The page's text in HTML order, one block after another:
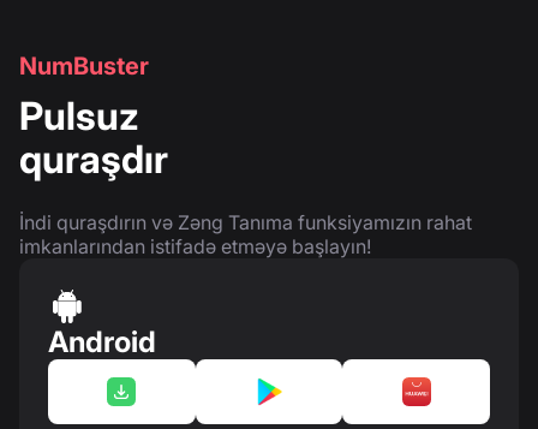
NumBuster
Pulsuz
quraşdır
İndi quraşdırın və Zəng Tanıma funksiyamızın rahat
imkanlarından istifadə etməyə başlayın!
Android